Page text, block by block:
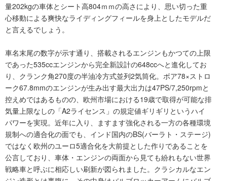
量202kgの車体とシート高804ｍｍの高さにより、思い切った重
心移動による爽快なライディングフィールを身上としたモデルだ
と言えるでしょう。
車名末尾の数字が示す通り、搭載されるエンジンもかつての上限
であった535ccエンジンから完全新設計の648ccへと進化してお
り、クランク角270度の半油冷方式並列2気筒化。ボア78×ストロ
ーク67.8mmのエンジンが生み出す最大出力は47PS/7,250rpmと
控えめではあるものの、欧州市場における19歳で取得が可能な排
気量上限なしの「A2ライセンス」の規定値ギリギリというハイ
パワーを実現。近年に入り、ますます強化される一方の各種環境
規制への適合化の面でも、インド国内のBS(バーラト・ステージ)
ではなく欧州のユーロ5適合化を大前提とした作りであることを
公言しており、車体・エンジンの両面から見ても紛れもない世界
戦略車と呼ぶに相応しい刷新が図られました。クラシカルなエン